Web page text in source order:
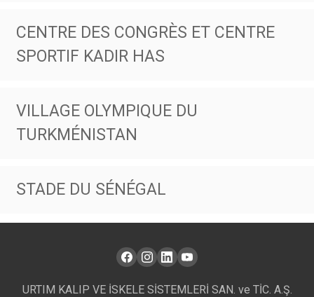
CENTRE DES CONGRÈS ET CENTRE
SPORTIF KADIR HAS
VILLAGE OLYMPIQUE DU
TURKMÉNISTAN
STADE DU SÉNÉGAL
URTIM KALIP VE İSKELE SİSTEMLERİ SAN. ve TİC. A.Ş.